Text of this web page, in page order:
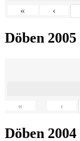
« ‹
Döben 2005
« ‹
Döben 2004